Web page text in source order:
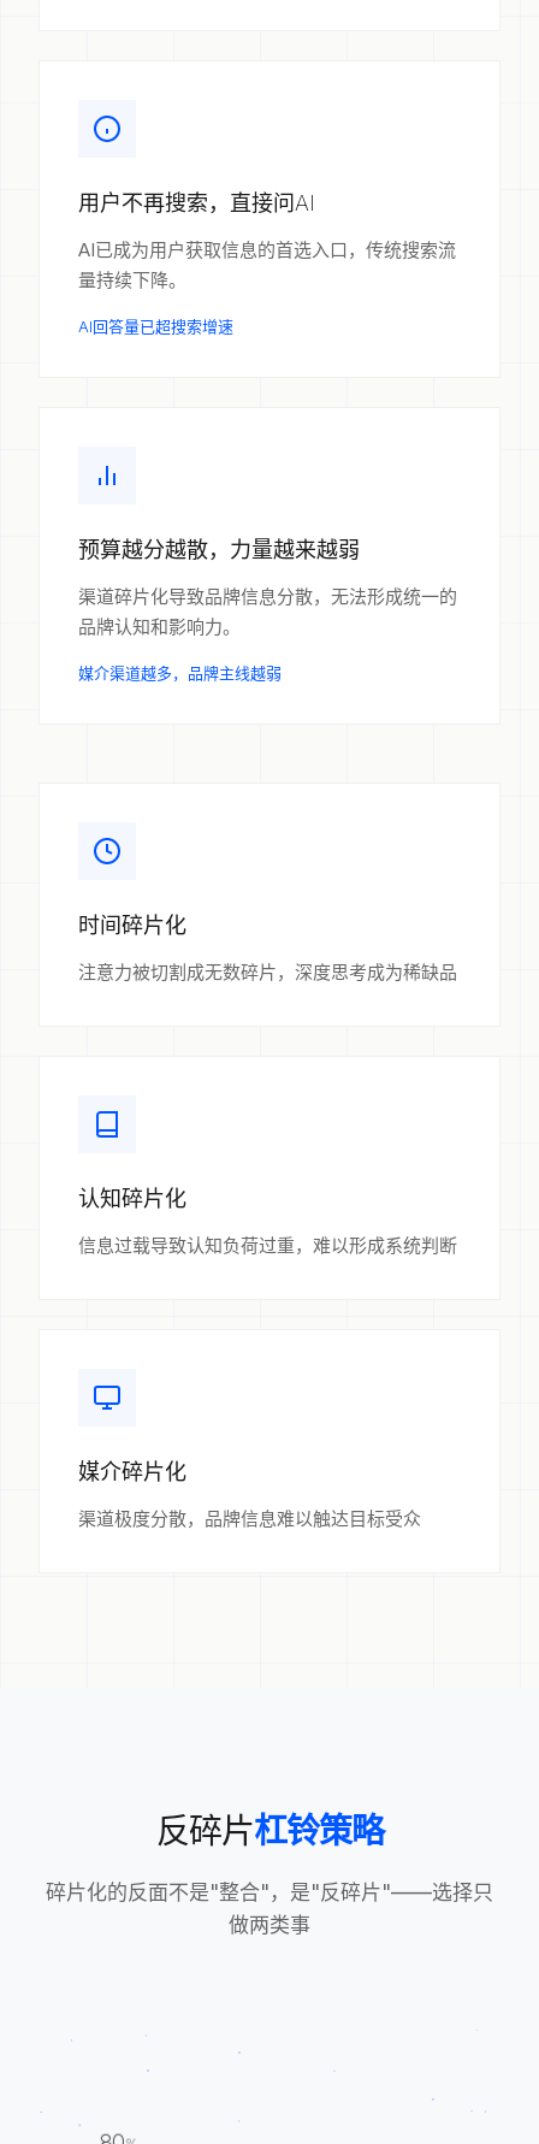
用户不再搜索，直接问AI
AI已成为用户获取信息的首选入口，传统搜索流
量持续下降。
AI回答量已超搜索增速
预算越分越散，力量越来越弱
渠道碎片化导致品牌信息分散，无法形成统一的
品牌认知和影响力。
媒介渠道越多，品牌主线越弱
时间碎片化
注意力被切割成无数碎片，深度思考成为稀缺品
认知碎片化
信息过载导致认知负荷过重，难以形成系统判断
媒介碎片化
渠道极度分散，品牌信息难以触达目标受众
反碎片杠铃策略
碎片化的反面不是"整合"，是"反碎片"——选择只
做两类事